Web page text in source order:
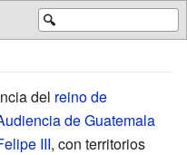
🔍
del reino de
de Guatemala
III, con territorios